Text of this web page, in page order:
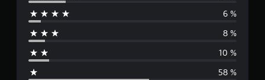
i
6 %
8 %
10 %
58 %